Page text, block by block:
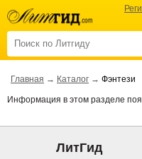
Главная → Каталог → Фэнтези
Информация в этом разделе
ЛитГид